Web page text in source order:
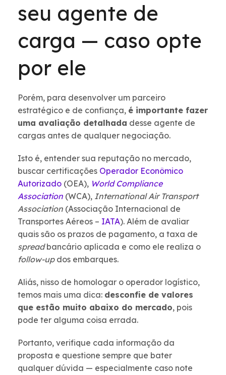
seu agente de
carga — caso opte
por ele
Porém, para desenvolver um parceiro
estratégico e de confiança, é importante fazer
uma avaliação detalhada desse agente de
cargas antes de qualquer negociação.
Isto é, entender sua reputação no mercado,
buscar certificações Operador Econômico
Autorizado (OEA), World Compliance
Association (WCA), International Air Transport
Association (Associação Internacional de
Transportes Aéreos – IATA). Além de avaliar
quais são os prazos de pagamento, a taxa de
spreadbancário aplicada e como ele realiza o
follow-updos embarques.
Aliás, nisso de homologar o operador logístico,
temos mais uma dica: desconfie de valores
que estão muito abaixo do mercado, pois
pode ter alguma coisa errada.
Portanto, verifique cada informação da
proposta e questione sempre que bater
qualquer dúvida — especialmente caso note